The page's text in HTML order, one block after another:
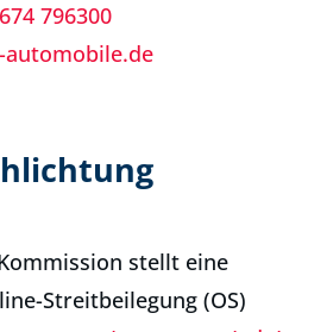
796300
automobile.de
stellt eine
Streitbeilegung (OS)